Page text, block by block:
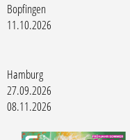
Bopfingen
11.10.2026
Hamburg
27.09.2026
08.11.2026